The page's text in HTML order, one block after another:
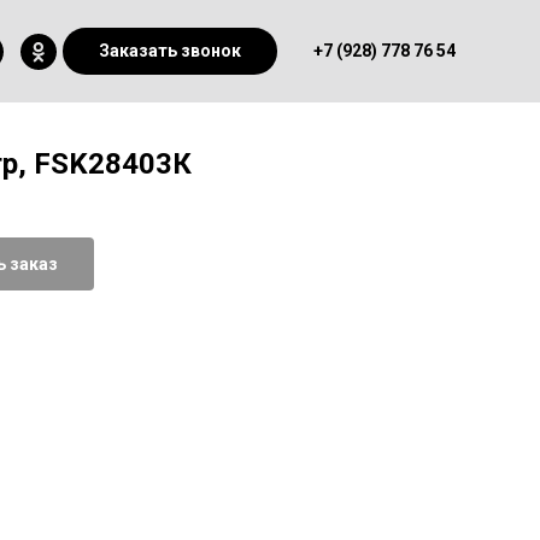
Заказать звонок +7 (928) 778 76 54
FSK28403К
заказ